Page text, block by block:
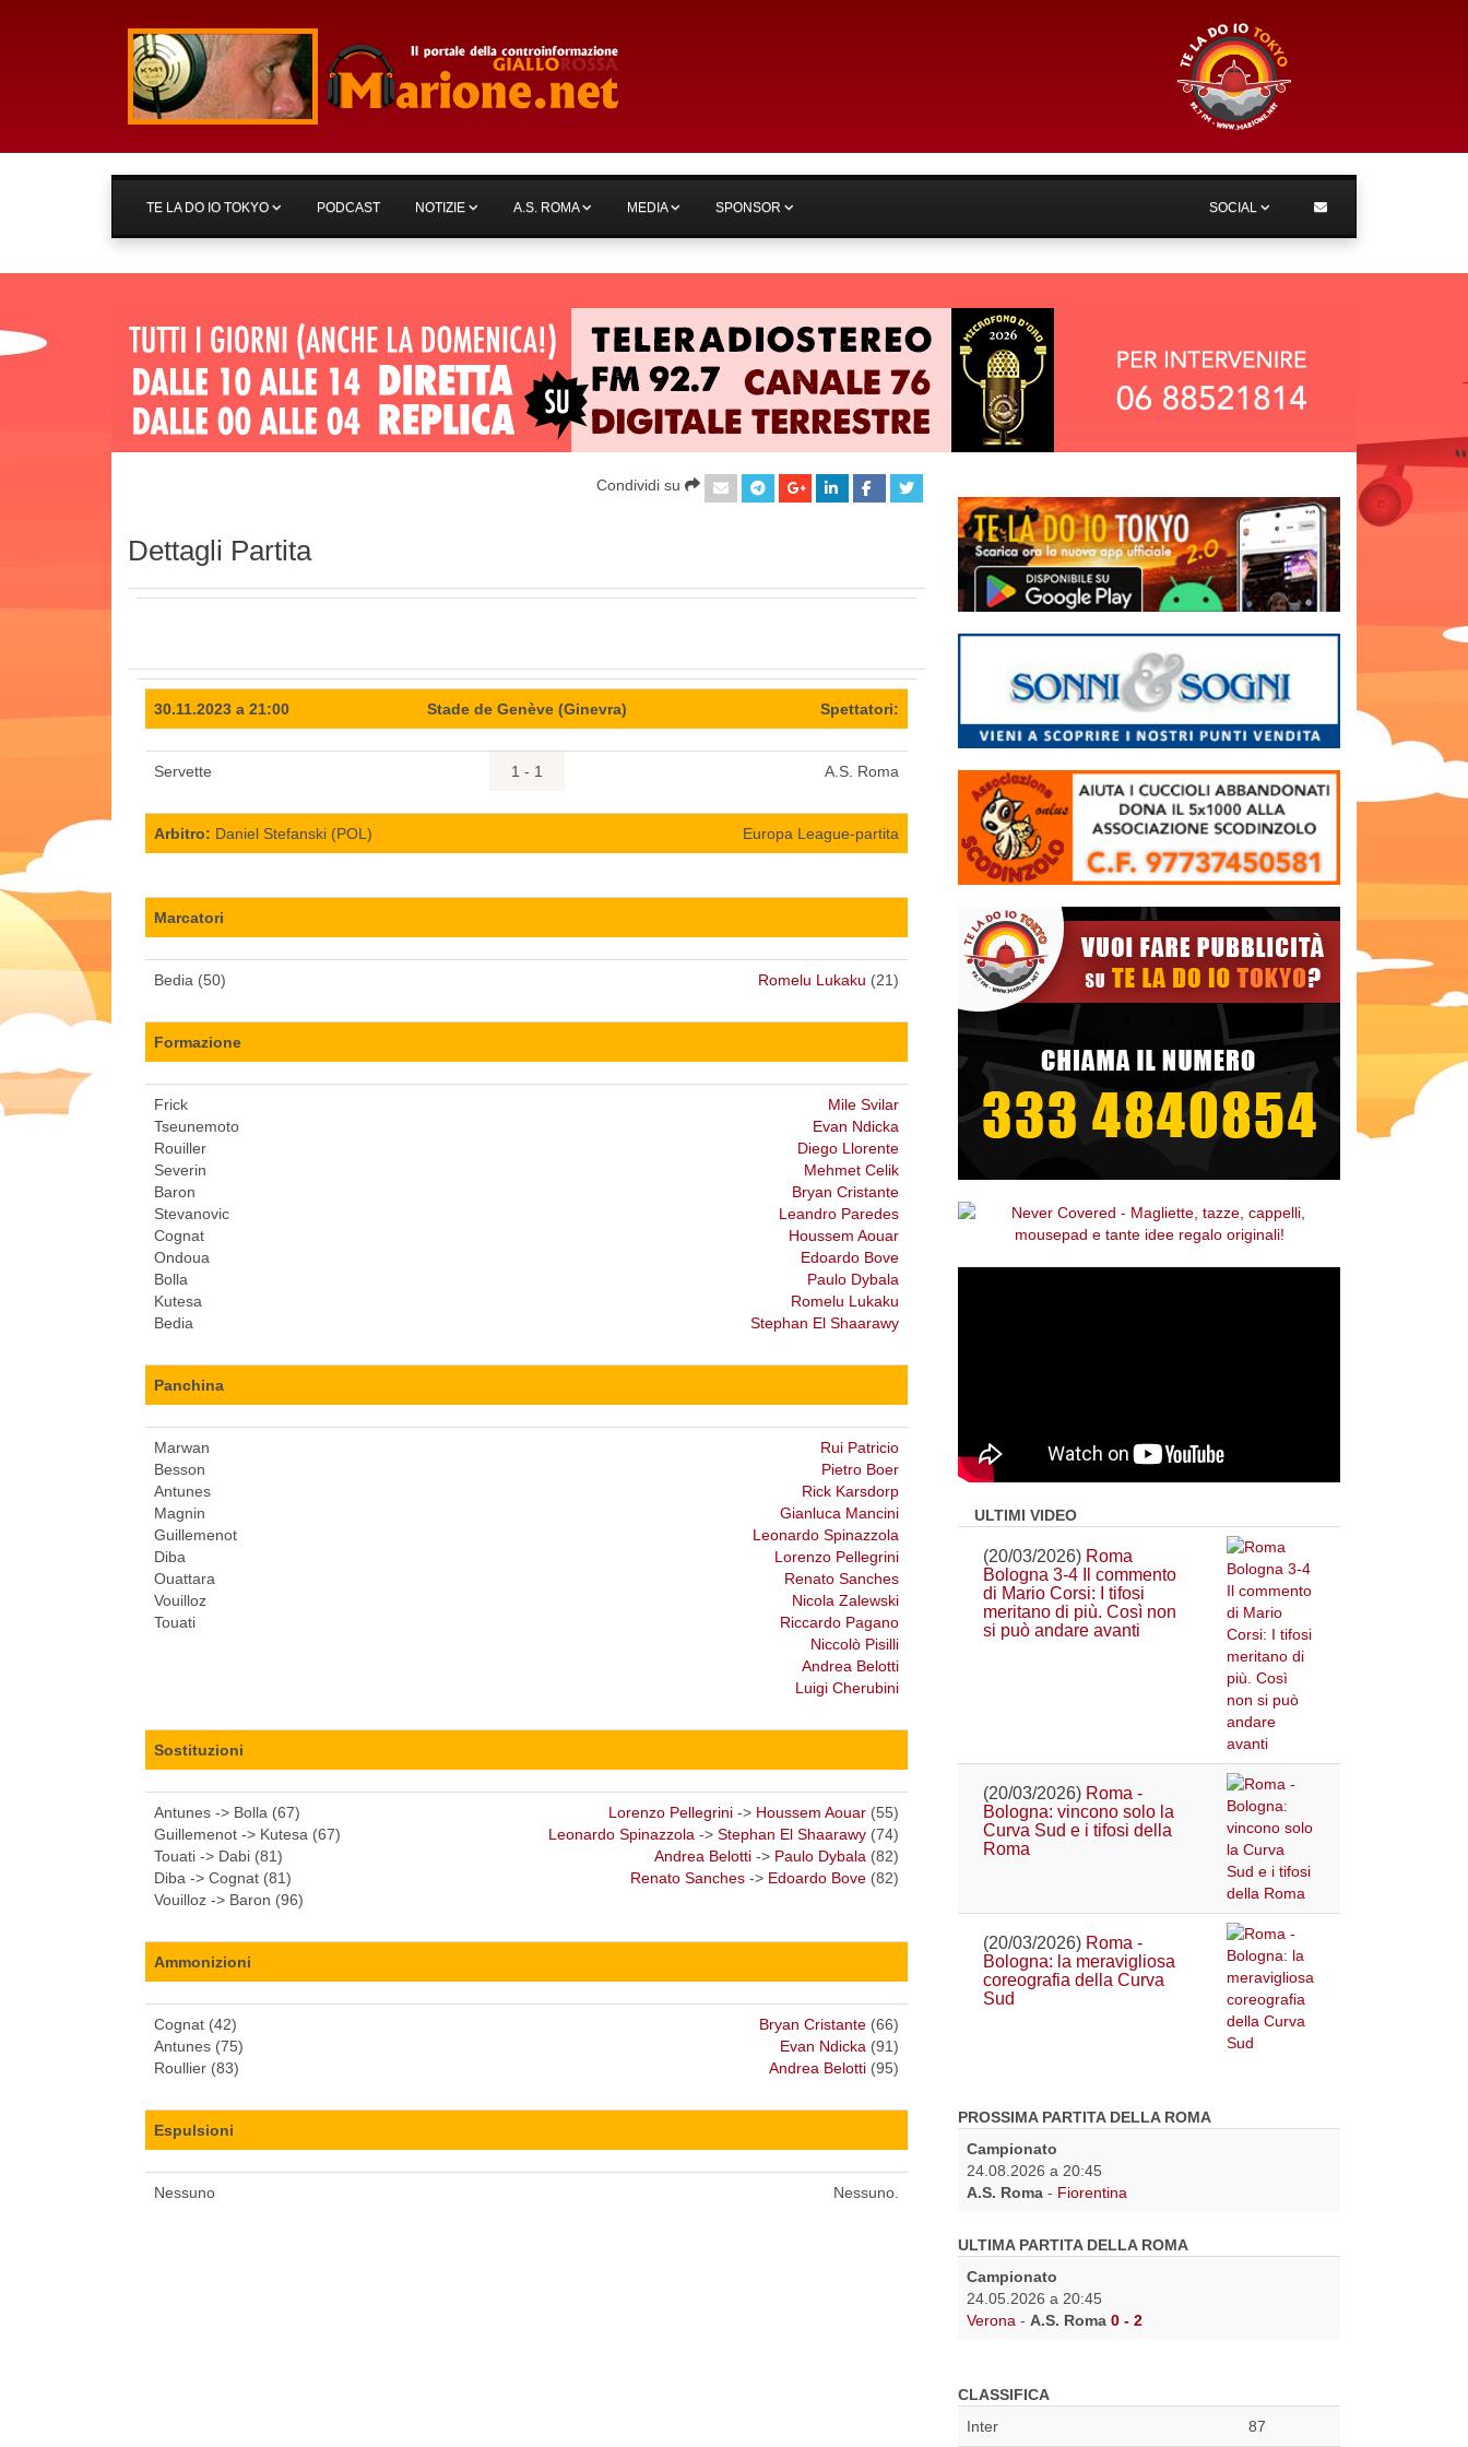
TE LA DO IO TOKYO PODCAST NOTIZIE A.S. ROMA MEDIA SPONSOR SOCIAL
Condividi su
Dettagli Partita
30.11.2023 a 21:00 Stade de Genève (Ginevra) Spettatori:
Servette 1 - 1 A.S. Roma
Arbitro: Daniel Stefanski (POL) Europa League-partita
Marcatori
Bedia (50) Romelu Lukaku (21)
Formazione
Frick
Tseunemoto
Rouiller
Severin
Baron
Stevanovic
Cognat
Ondoua
Bolla
Kutesa
Bedia
Mile Svilar
Evan Ndicka
Diego Llorente
Mehmet Celik
Bryan Cristante
Leandro Paredes
Houssem Aouar
Edoardo Bove
Paulo Dybala
Romelu Lukaku
Stephan El Shaarawy
Panchina
Marwan
Besson
Antunes
Magnin
Guillemenot
Diba
Ouattara
Vouilloz
Touati
Rui Patricio
Pietro Boer
Rick Karsdorp
Gianluca Mancini
Leonardo Spinazzola
Lorenzo Pellegrini
Renato Sanches
Nicola Zalewski
Riccardo Pagano
Niccolò Pisilli
Andrea Belotti
Luigi Cherubini
Sostituzioni
Antunes -> Bolla (67)
Guillemenot -> Kutesa (67)
Touati -> Dabi (81)
Diba -> Cognat (81)
Vouilloz -> Baron (96)
Lorenzo Pellegrini -> Houssem Aouar (55)
Leonardo Spinazzola -> Stephan El Shaarawy (74)
Andrea Belotti -> Paulo Dybala (82)
Renato Sanches -> Edoardo Bove (82)
Ammonizioni
Cognat (42)
Antunes (75)
Roullier (83)
Bryan Cristante (66)
Evan Ndicka (91)
Andrea Belotti (95)
Espulsioni
Nessuno Nessuno.
ULTIMI VIDEO
(20/03/2026) Roma
Bologna 3-4 Il commento
di Mario Corsi: I tifosi
meritano di più. Così non
si può andare avanti
(20/03/2026) Roma -
Bologna: vincono solo la
Curva Sud e i tifosi della
Roma
(20/03/2026) Roma -
Bologna: la meravigliosa
coreografia della Curva
Sud
PROSSIMA PARTITA DELLA ROMA
Campionato
24.08.2026 a 20:45
A.S. Roma - Fiorentina
ULTIMA PARTITA DELLA ROMA
Campionato
24.05.2026 a 20:45
Verona - A.S. Roma 0 - 2
CLASSIFICA
Inter
87